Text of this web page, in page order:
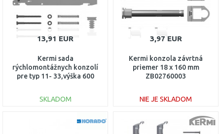
13,91 EUR
Kermi sada
rýchlomontážnych konzolí
pre typ 11- 33,výška 600
SKLADOM
DO KOŠÍKA
3,97 EUR
Kermi konzola závrtná
priemer 18 x 160 mm
ZB02760003
NIE JE SKLADOM
DO KOŠÍKA